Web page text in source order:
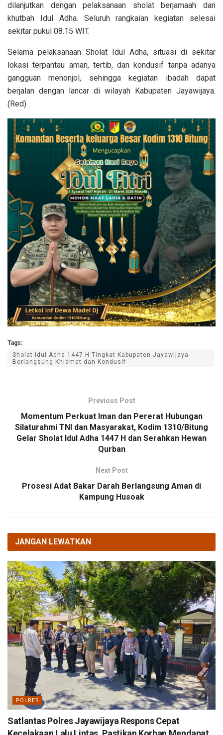
dilanjutkan dengan pelaksanaan sholat berjamaah dan
khutbah Idul Adha. Seluruh rangkaian kegiatan selesai
sekitar pukul 08.15 WIT.
Selama pelaksanaan Sholat Idul Adha, situasi di sekitar
lokasi terpantau aman, tertib, dan kondusif tanpa adanya
gangguan menonjol, sehingga kegiatan ibadah dapat
berjalan dengan lancar di wilayah Kabupaten Jayawijaya.
(Red)
Tags:
Sholat Idul Adha 1447 H Tingkat Kabupaten Jayawijaya
Berlangsung Khidmat dan Kondusif
Previous Post
Momentum Perkuat Iman dan Pererat Hubungan
Silaturahmi TNI dan Masyarakat, Kodim 1310/Bitung
Gelar Sholat Idul Adha 1447 H dan Serahkan Hewan
Qurban
Next Post
Prosesi Adat Bakar Darah Berlangsung Aman di
Kampung Husoak
JANGAN LEWATKAN
POLRES
Satlantas Polres Jayawijaya Respons Cepat